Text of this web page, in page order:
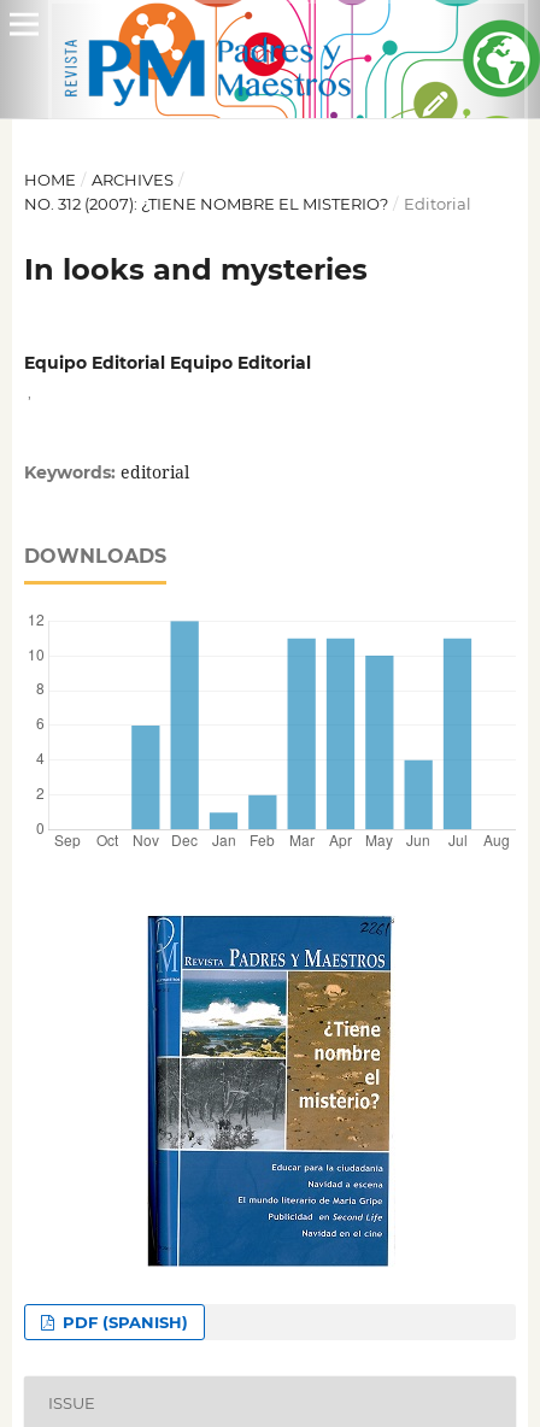
HOME / ARCHIVES /
NO. 312 (2007): ¿TIENE NOMBRE EL MISTERIO? / Editorial
In looks and mysteries
Equipo Editorial Equipo Editorial
Keywords: editorial
DOWNLOADS
PDF (SPANISH)
ISSUE